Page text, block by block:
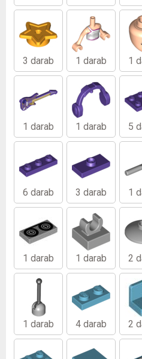
3 darab 1 darab 1
1 darab 1 darab 5
6 darab 3 darab 1
1 darab 1 darab 2
1 darab 4 darab 2